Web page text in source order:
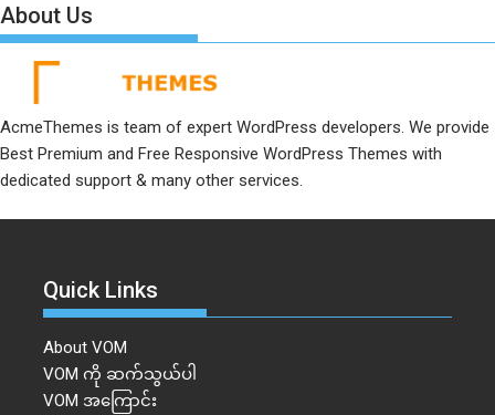
About Us
AcmeThemes is team of expert WordPress developers. We provide
Best Premium and Free Responsive WordPress Themes with
dedicated support & many other services.
Quick Links
About VOM
VOM ကို ဆက်သွယ်ပါ
VOM အကြောင်း